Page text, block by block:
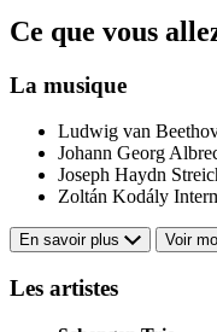
Ce que vous
La musique
Ludwig van
Johann Georg
Joseph Haydn
Zoltán Kodály
En savoir plus Voir
Les artistes